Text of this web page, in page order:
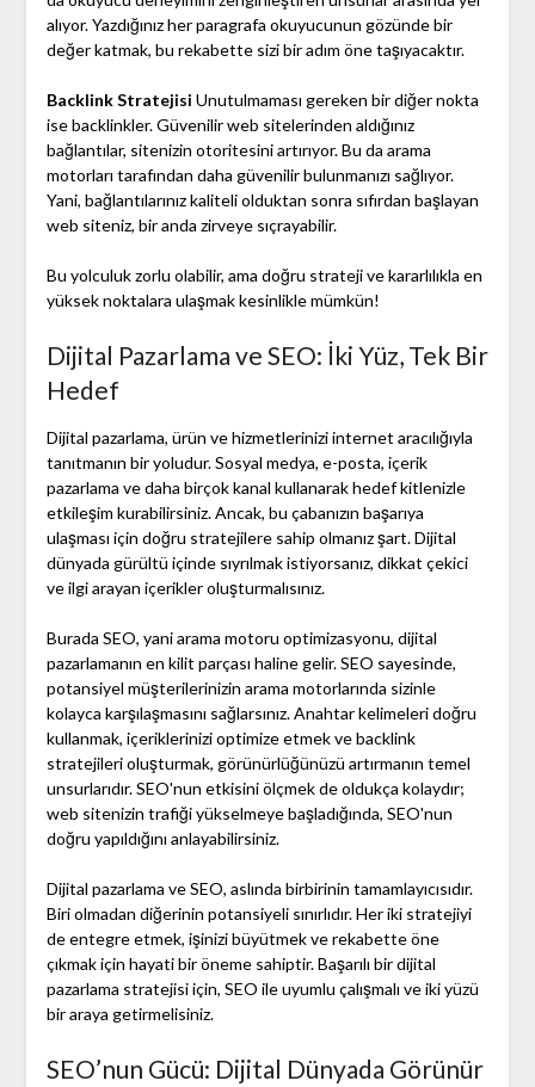
alıyor. Yazdığınız her paragrafa okuyucunun gözünde bir
değer katmak, bu rekabette sizi bir adım öne taşıyacaktır.
Backlink Stratejisi Unutulmaması gereken bir diğer nokta
ise backlinkler. Güvenilir web sitelerinden aldığınız
bağlantılar, sitenizin otoritesini artırıyor. Bu da arama
motorları tarafından daha güvenilir bulunmanızı sağlıyor.
Yani, bağlantılarınız kaliteli olduktan sonra sıfırdan başlayan
web siteniz, bir anda zirveye sıçrayabilir.
Bu yolculuk zorlu olabilir, ama doğru strateji ve kararlılıkla en
yüksek noktalara ulaşmak kesinlikle mümkün!
Dijital Pazarlama ve SEO: İki Yüz, Tek Bir
Hedef
Dijital pazarlama, ürün ve hizmetlerinizi internet aracılığıyla
tanıtmanın bir yoludur. Sosyal medya, e-posta, içerik
pazarlama ve daha birçok kanal kullanarak hedef kitlenizle
etkileşim kurabilirsiniz. Ancak, bu çabanızın başarıya
ulaşması için doğru stratejilere sahip olmanız şart. Dijital
dünyada gürültü içinde sıyrılmak istiyorsanız, dikkat çekici
ve ilgi arayan içerikler oluşturmalısınız.
Burada SEO, yani arama motoru optimizasyonu, dijital
pazarlamanın en kilit parçası haline gelir. SEO sayesinde,
potansiyel müşterilerinizin arama motorlarında sizinle
kolayca karşılaşmasını sağlarsınız. Anahtar kelimeleri doğru
kullanmak, içeriklerinizi optimize etmek ve backlink
stratejileri oluşturmak, görünürlüğünüzü artırmanın temel
unsurlarıdır. SEO'nun etkisini ölçmek de oldukça kolaydır;
web sitenizin trafiği yükselmeye başladığında, SEO'nun
doğru yapıldığını anlayabilirsiniz.
Dijital pazarlama ve SEO, aslında birbirinin tamamlayıcısıdır.
Biri olmadan diğerinin potansiyeli sınırlıdır. Her iki stratejiyi
de entegre etmek, işinizi büyütmek ve rekabette öne
çıkmak için hayati bir öneme sahiptir. Başarılı bir dijital
pazarlama stratejisi için, SEO ile uyumlu çalışmalı ve iki yüzü
bir araya getirmelisiniz.
SEO’nun Gücü: Dijital Dünyada Görünür